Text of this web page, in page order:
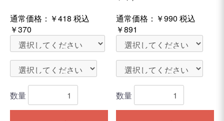
通常価格： ￥418 税込
￥370
数量
通常価格： ￥990 税込
￥891
数量